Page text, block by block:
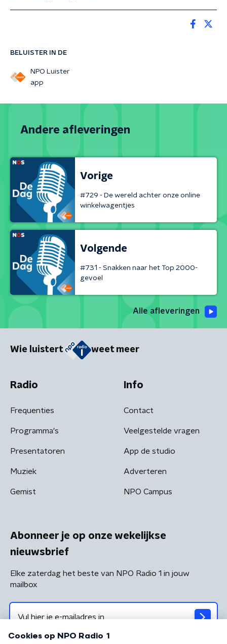
BELUISTER IN DE
NPO Luister
app
Andere afleveringen
Vorige
#729 - De wereld achter onze online
winkelwagentjes
Volgende
#731 - Snakken naar het Top 2000-
gevoel
Alle afleveringen
Wie luistert weet meer
Radio
Frequenties
Programma's
Presentatoren
Muziek
Gemist
Info
Contact
Veelgestelde vragen
App de studio
Adverteren
NPO Campus
Abonneer je op onze wekelijkse
nieuwsbrief
Elke zaterdag het beste van NPO Radio 1 in jouw
mailbox